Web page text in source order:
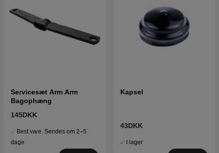
Servicesæt Arm Arm
Bagophæng
145DKK
Best.vare. Sendes om 2–5
dage
Kapsel
43DKK
I lager